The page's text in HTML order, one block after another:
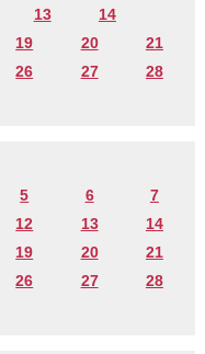
13
14
19 20
21
26 27
28
5 6
7
12 13
14
19 20
21
26 27
28